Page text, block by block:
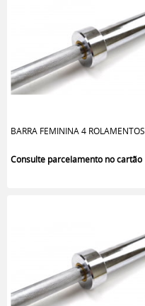
BARRA FEMININA 4 ROLAMENTOS